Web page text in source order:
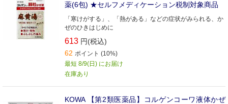
薬(6包) ★セルフメディケーション税制対象商品
「寒けがする」、「熱がある」などの症状がみられる、か
ぜのひきはじめに
613 円(税込)
62 ポイント (10%)
最短 8/9(日) にお届け
在庫あり
KOWA 【第2類医薬品】コルゲンコーワ液体かぜ